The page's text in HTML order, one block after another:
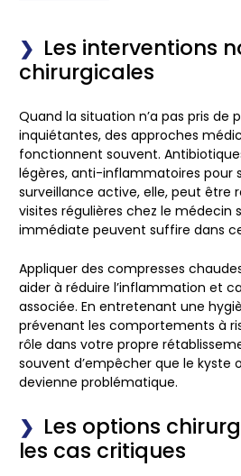
Les interventions
chirurgicales
Quand la situation n’a pas pris de
inquiétantes, des approches
fonctionnent souvent.
légères, anti-inflammatoires pour
surveillance active, elle, peut être
visites régulières chez le médecin
immédiate peuvent suffire dans
Appliquer des compresses
aider à réduire l’inflammation et
associée. En entretenant une
prévenant les comportements à
rôle dans votre propre
souvent d’empêcher que le kyste
devienne problématique.
Les options
les cas critiques